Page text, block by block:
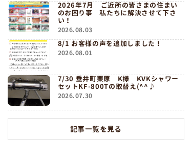
2026年7月 ご近所の皆さまの住まい
のお困り事 私たちに解決させて下さ
い！
2026.08.03
8/1 お客様の声を追加しました！
2026.08.01
7/30 垂井町栗原 K様 KVKシャワー
セットKF-800Tの取替え(^^♪
2026.07.30
記事一覧を見る